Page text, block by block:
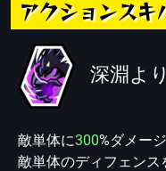
アクションス
深淵よ
敵単体に300%ダメージ
敵単体のディフェンス